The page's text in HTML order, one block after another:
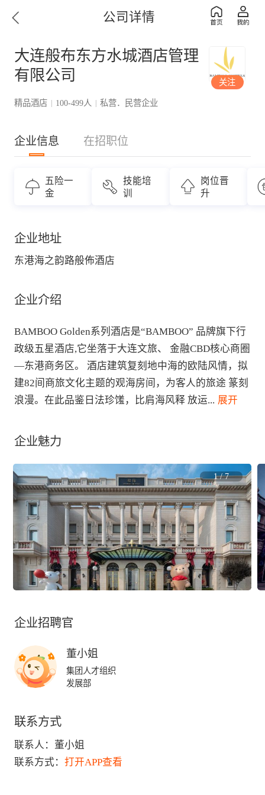
公司详情
大连般布东方水城酒店管理
有限公司
精品酒店 | 100-499人 | 私营．民营企业
关注
企业信息 在招职位
五险一
金
技能培
训
岗位晋
升
企业地址
东港海之韵路般佈酒店
企业介绍
BAMBOO Golden系列酒店是“BAMBOO” 品牌旗下行
政级五星酒店,它坐落于大连文旅、 金融CBD核心商圈
—东港商务区。 酒店建筑复刻地中海的欧陆风情，拟
建82间商旅文化主题的观海房间，为客人的旅途 篆刻
浪漫。在此品鉴日法珍馐，比肩海风释 放运... 展开
企业魅力
1/7
企业招聘官
董小姐
集团人才组织
发展部
联系方式
联系人： 董小姐
联系方式： 打开APP查看